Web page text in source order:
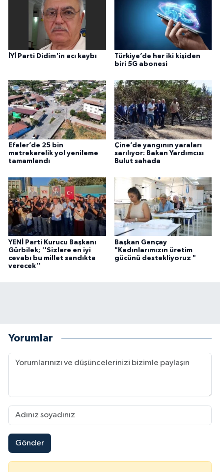
İYİ Parti Didim'in acı kaybı
Türkiye’de her iki kişiden
biri 5G abonesi
Efeler’de 25 bin
metrekarelik yol yenileme
tamamlandı
Çine’de yangının yaraları
sarılıyor: Bakan Yardımcısı
Bulut sahada
YENİ Parti Kurucu Başkanı
Gürbilek; ''Sizlere en iyi
cevabı bu millet sandıkta
verecek''
Başkan Gençay
"Kadınlarımızın üretim
gücünü destekliyoruz "
Yorumlar
Gönder